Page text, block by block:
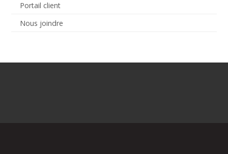
Portail client
Nous joindre